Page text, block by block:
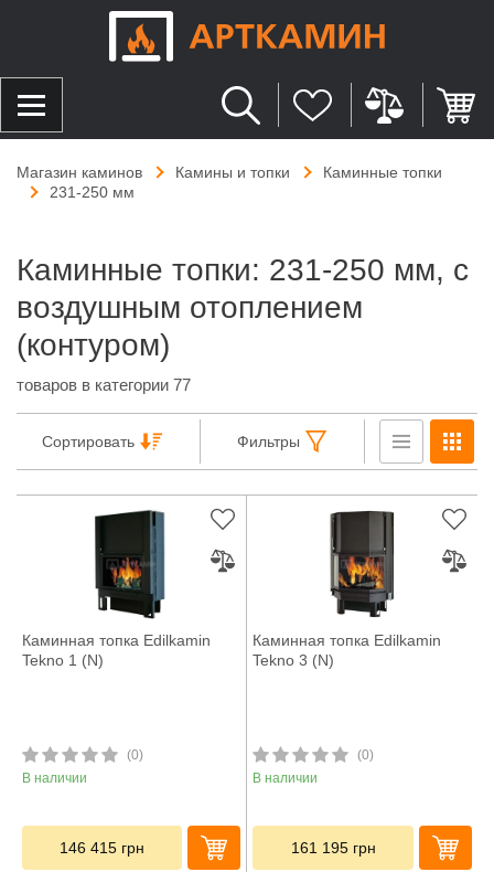
Магазин каминов Камины и топки
Каминные топки
231-250 мм
Каминные топки: 231-250 мм, с
воздушным отоплением
(контуром)
товаров в категории 77
Сортировать Фильтры
Каминная топка Edilkamin
Tekno 1 (N)
(0)
В наличии
146 415 грн
Каминная топка Edilkamin
Tekno 3 (N)
(0)
В наличии
161 195 грн